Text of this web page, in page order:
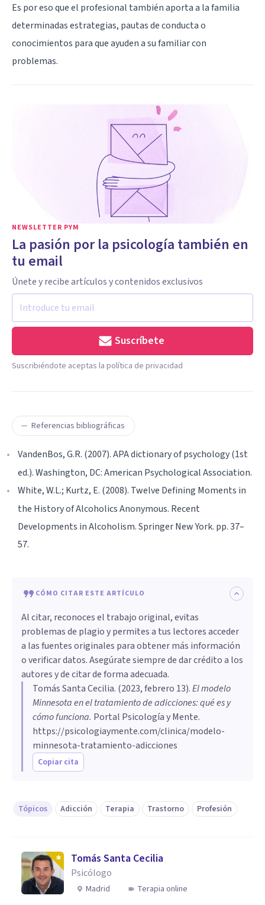
Es por eso que el profesional también aporta a la familia
determinadas estrategias, pautas de conducta o
conocimientos para que ayuden a su familiar con
problemas.
NEWSLETTER PYM
La pasión por la psicología también en
tu email
Únete y recibe artículos y contenidos exclusivos
Suscríbete
Suscribiéndote aceptas la política de privacidad
Referencias bibliográficas
VandenBos, G.R. (2007). APA dictionary of psychology (1st
ed.). Washington, DC: American Psychological Association.
White, W.L.; Kurtz, E. (2008). Twelve Defining Moments in
the History of Alcoholics Anonymous. Recent
Developments in Alcoholism. Springer New York. pp. 37–
57.
CÓMO CITAR ESTE ARTÍCULO
Al citar, reconoces el trabajo original, evitas
problemas de plagio y permites a tus lectores acceder
a las fuentes originales para obtener más información
o verificar datos. Asegúrate siempre de dar crédito a los
autores y de citar de forma adecuada.
Tomás Santa Cecilia. (2023, febrero 13).El modelo
Minnesota en el tratamiento de adicciones: qué es y
cómo funciona. Portal Psicología y Mente.
https://psicologiaymente.com/clinica/modelo-
minnesota-tratamiento-adicciones
Copiar cita
Tópicos Adicción Terapia Trastorno Profesión
Tomás Santa Cecilia
Psicólogo
Madrid Terapia online